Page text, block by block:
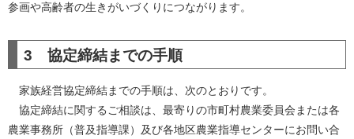
参画や高齢者の生きがいづくりにつながります。
3 協定締結までの手順
家族経営協定締結までの手順は、次のとおりです。
協定締結に関するご相談は、最寄りの市町村農業委員会または各
農業事務所（普及指導課）及び各地区農業指導センターにお問い合